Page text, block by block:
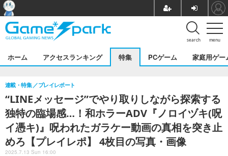
menu
search
ホーム アクセスランキング 特集 PCゲーム 家庭用ゲー
“LINEメッセージ”でやり取りしながら探索する
独特の臨場感…！和ホラーADV『ノロイヅキ(呪
イ憑キ)』呪われたガラケー動画の真相を突き止
めろ【プレイレポ】 4枚目の写真・画像
連載・特集 プレイレポート
2025.7.13 Sun 16:00